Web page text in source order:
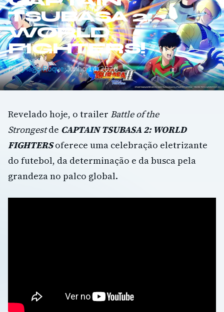
TSUBASA 2:
WORLD
FIGHTERS!
PorTiago Roque·Junho 14, 2026
Revelado hoje, o trailer Battle of the
Strongestde CAPTAIN TSUBASA 2: WORLD
FIGHTERSoferece uma celebração eletrizante
do futebol, da determinação e da busca pela
grandeza no palco global.